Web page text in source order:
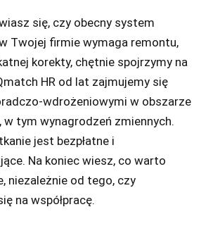
się, czy obecny system
Twojej firmie wymaga remontu,
korekty, chętnie spojrzymy na
HR od lat zajmujemy się
wdrożeniowymi w obszarze
w tym wynagrodzeń zmiennych.
jest bezpłatne i
Na koniec wiesz, co warto
niezależnie od tego, czy
na współpracę.